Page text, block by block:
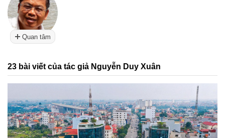
Quan tâm
23 bài viết của tác giả Nguyễn Duy Xuân